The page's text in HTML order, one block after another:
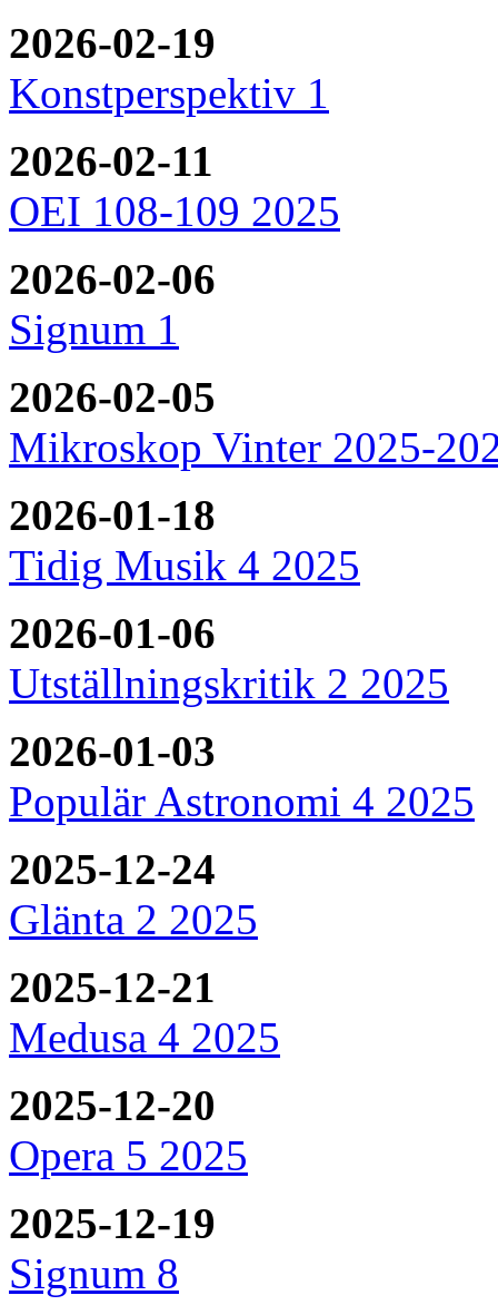
2026-02-19
Konstperspektiv 1
2026-02-11
OEI 108-109 2025
2026-02-06
Signum 1
2026-02-05
Mikroskop Vinter 2025-
2026-01-18
Tidig Musik 4 2025
2026-01-06
Utställningskritik 2 2025
2026-01-03
Populär Astronomi 4 2025
2025-12-24
Glänta 2 2025
2025-12-21
Medusa 4 2025
2025-12-20
Opera 5 2025
2025-12-19
Signum 8